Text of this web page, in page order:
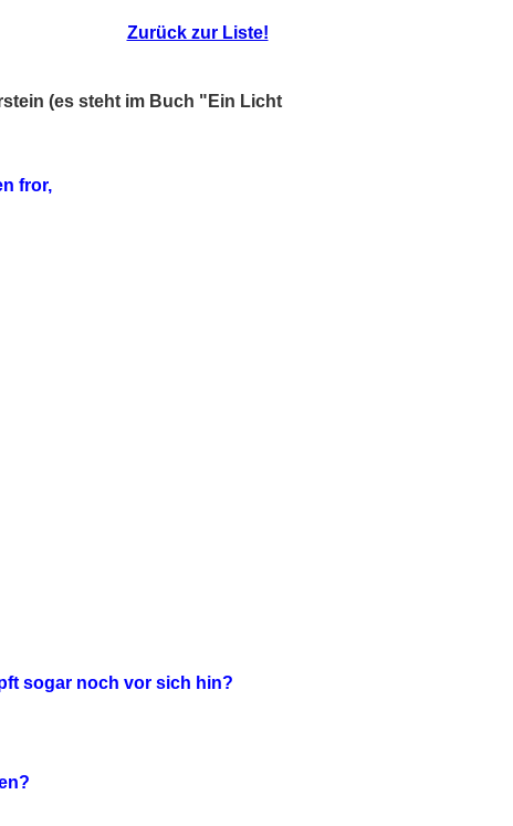
Zurück zur Liste!
(es steht im Buch "Ein Licht
fror,
sogar noch vor sich hin?